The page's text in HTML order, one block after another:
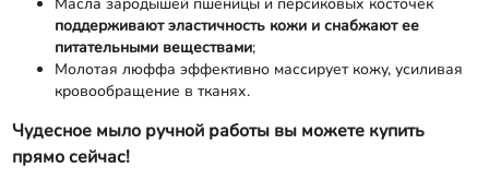
поддерживают эластичность кожи и снабжают ее
питательными веществами;
Молотая люффа эффективно массирует кожу, усиливая
кровообращение в тканях.
Чудесное мыло ручной работы вы можете купить
прямо сейчас!